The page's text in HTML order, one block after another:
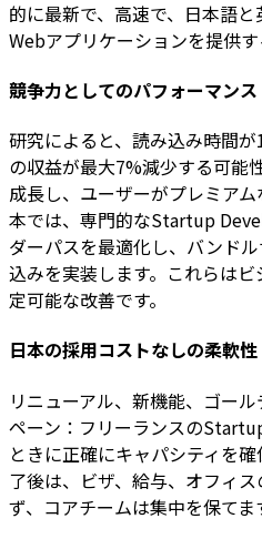
的に最新で、高速で、日本語
Webアプリケーションを提供す
競争力としてのパフォーマンス
研究によると、読み込み時間
の収益が最大7%減少する可能
成長し、ユーザーがプレミア
本では、専門的なStartup
ダーパスを最適化し、バンド
込みを実装します。これらは
定可能な改善です。
日本の採用コストなしの柔軟性
リニューアル、新機能、ゴー
ペーン：フリーランスの
ときに正確にキャパシティを
了後は、ビザ、給与、オフィ
ず、コアチームは集中を保てま